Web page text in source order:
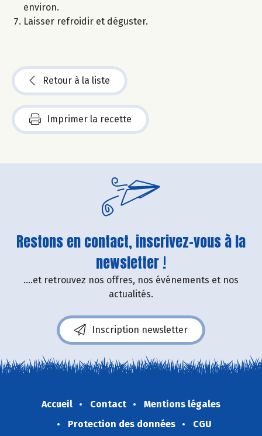
environ.
Laisser refroidir et déguster.
Retour à la liste
Imprimer la recette
Restons en contact, inscrivez-vous à la
newsletter !
....et retrouvez nos offres, nos événements et nos
actualités.
Inscription newsletter
Accueil Contact
Mentions légales
Protection des données
CGU